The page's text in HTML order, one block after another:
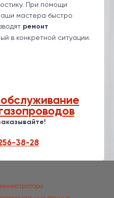
При помощи
мастера быстро
ремонт
в конкретной ситуации.
38-28